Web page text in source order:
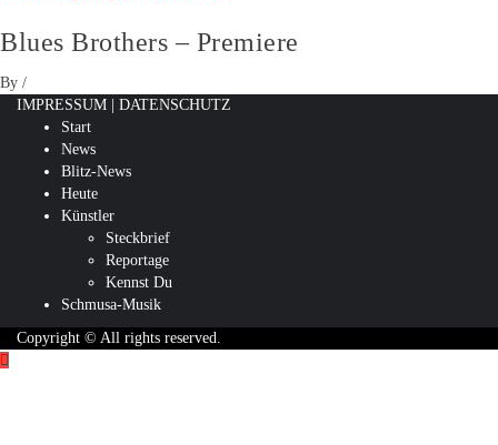
Blues Brothers – Premiere
By /
IMPRESSUM
DATENSCHUTZ
Start
News
Blitz-News
Heute
Künstler
Steckbrief
Reportage
Kennst Du
Schmusa-Musik
Copyright © All rights reserved.